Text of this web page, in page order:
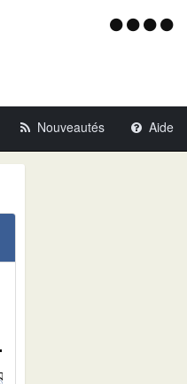
Menu
Nouveautés Aide